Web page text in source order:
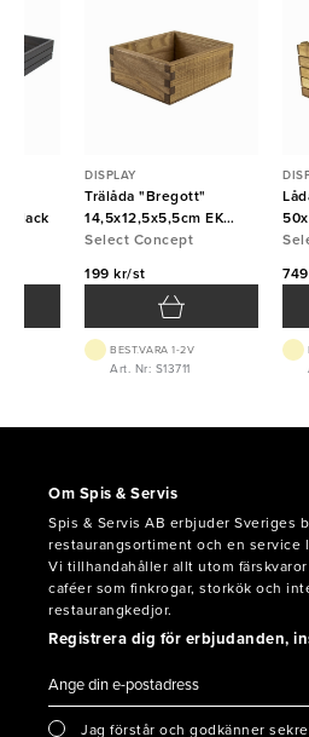
Black
DISPLAY
Trälåda "Bregott"
14,5x12,5x5,5cm EK
Linoljad
Select Concept
199 kr/st
BEST.VARA 1-2V
Art. Nr: S13711
Om Spis & Servis
Spis & Servis AB erbjuder Sveriges
restaurangsortiment och en service
Vi tillhandahåller allt utom
caféer som finkrogar, storkök och
restaurangkedjor.
Registrera dig för erbjudanden,
Jag förstår och godkänner